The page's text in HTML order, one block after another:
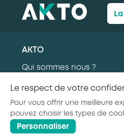
AKTO
Qui sommes nous ?
Nos secteurs d’activité
Le respect de votre
Pour vous offrir une meilleure
pouvez choisir les types de
Personnaliser